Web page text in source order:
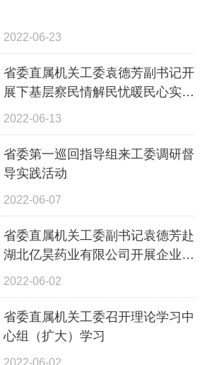
2022-06-23
省委直属机关工委袁德芳副书记开
展下基层察民情解民忧暖民心实践
活动
2022-06-13
省委第一巡回指导组来工委调研督
导实践活动
2022-06-07
省委直属机关工委副书记袁德芳赴
湖北亿昊药业有限公司开展企业帮
扶工作调研
2022-06-02
省委直属机关工委召开理论学习中
心组（扩大）学习
2022-06-02